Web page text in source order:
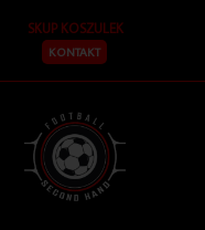
treści
SKUP KOSZULEK
KONTAKT